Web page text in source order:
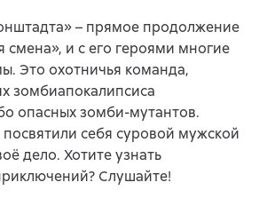
– прямое продолжение
смена», и с его героями многие
Это охотничья команда,
зомбиапокалипсиса
опасных зомби-мутантов.
себя суровой мужской
дело. Хотите узнать
Слушайте!